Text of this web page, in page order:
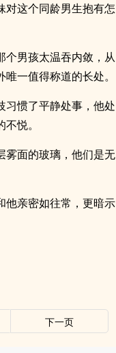
对这个同龄男生抱有怎
个男孩太温吞内敛，从
一值得称道的长处。
习惯了平静处事，他处
悦。
雾面的玻璃，他们是无
他亲密如往常，更暗示
下一页